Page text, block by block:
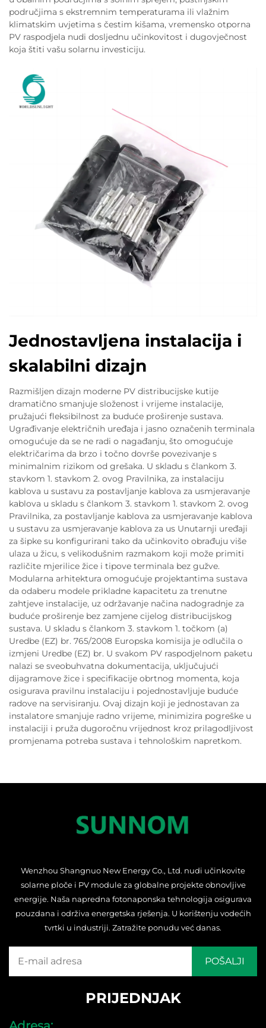
područjima s ekstremnim temperaturama ili vlažnim
klimatskim uvjetima s čestim kišama, vremensko otporna
PV raspodjela nudi dosljednu učinkovitost i dugovječnost
koja štiti vašu solarnu investiciju.
Jednostavljena instalacija i
skalabilni dizajn
Razmišljen dizajn moderne PV distribucijske kutije
dramatično smanjuje složenost i vrijeme instalacije,
pružajući fleksibilnost za buduće proširenje sustava.
Ugrađivanje električnih uređaja i jasno označenih terminala
omogućuje da se ne radi o nagađanju, što omogućuje
električarima da brzo i točno dovrše povezivanje s
minimalnim rizikom od grešaka. U skladu s člankom 3.
stavkom 1. stavkom 2. ovog Pravilnika, za instalaciju
kablova u sustavu za postavljanje kablova za usmjeravanje
kablova u skladu s člankom 3. stavkom 1. stavkom 2. ovog
Pravilnika, za postavljanje kablova za usmjeravanje kablova
u sustavu za usmjeravanje kablova za us Unutarnji uređaji
za šipke su konfigurirani tako da učinkovito obrađuju više
ulaza u žicu, s velikodušnim razmakom koji može primiti
različite mjerilice žice i tipove terminala bez gužve.
Modularna arhitektura omogućuje projektantima sustava
da odaberu modele prikladne kapacitetu za trenutne
zahtjeve instalacije, uz održavanje načina nadogradnje za
buduće proširenje bez zamjene cijelog distribucijskog
sustava. U skladu s člankom 3. stavkom 1. točkom (a)
Uredbe (EZ) br. 765/2008 Europska komisija je odlučila o
izmjeni Uredbe (EZ) br. U svakom PV raspodjelnom paketu
nalazi se sveobuhvatna dokumentacija, uključujući
dijagramove žice i specifikacije obrtnog momenta, koja
osigurava pravilnu instalaciju i pojednostavljuje buduće
radove na servisiranju. Ovaj dizajn koji je jednostavan za
instalatore smanjuje radno vrijeme, minimizira pogreške u
instalaciji i pruža dugoročnu vrijednost kroz prilagodljivost
promjenama potreba sustava i tehnološkim napretkom.
Wenzhou Shangnuo New Energy Co., Ltd. nudi učinkovite
solarne ploče i PV module za globalne projekte obnovljive
energije. Naša napredna fotonaponska tehnologija osigurava
pouzdana i održiva energetska rješenja. U korištenju vodećih
tvrtki u industriji. Zatražite ponudu već danas.
PRIJEDNJAK